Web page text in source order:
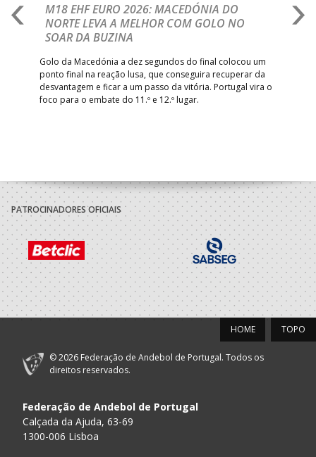
M18 EHF EURO 2026: MACEDÓNIA DO
NORTE LEVA A MELHOR COM GOLO NO
SOAR DA BUZINA
Golo da Macedónia a dez segundos do final colocou um
ponto final na reação lusa, que conseguira recuperar da
desvantagem e ficar a um passo da vitória. Portugal vira o
foco para o embate do 11.º e 12.º lugar.
PATROCINADORES OFICIAIS
TOPO
HOME
© 2026 Federação de Andebol de Portugal. Todos os
direitos reservados.
Federação de Andebol de Portugal
Calçada da Ajuda, 63-69
1300-006 Lisboa